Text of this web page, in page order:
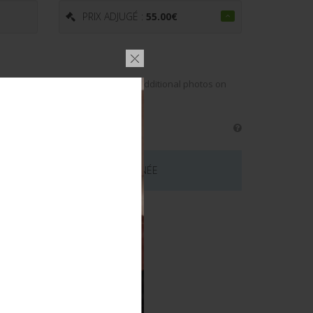
PRIX ADJUGÉ : 55.00€
sur www.aiolfi.com. Additional photos on
LOT EST MAINTENANT TERMINÉE